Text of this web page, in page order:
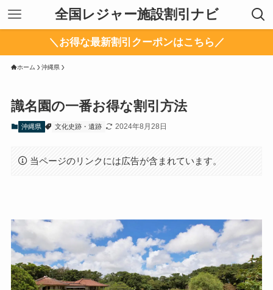
全国レジャー施設割引ナビ
＼お得な最新割引クーポンはこちら／
ホーム 沖縄県
識名園の一番お得な割引方法
沖縄県 文化史跡・遺跡 2024年8月28日
当ページのリンクには広告が含まれています。